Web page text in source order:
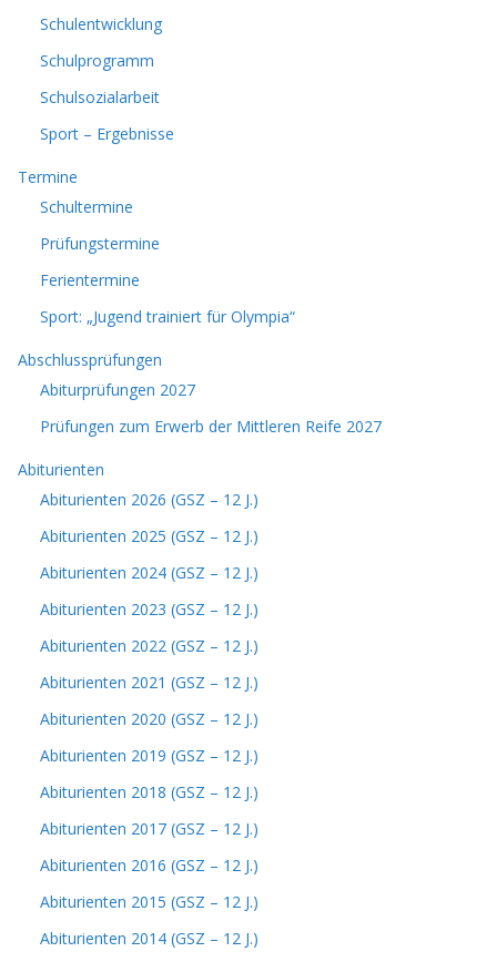
Schulentwicklung
Schulprogramm
Schulsozialarbeit
Sport – Ergebnisse
Termine
Schultermine
Prüfungstermine
Ferientermine
Sport: „Jugend trainiert für Olympia“
Abschlussprüfungen
Abiturprüfungen 2027
Prüfungen zum Erwerb der Mittleren Reife 2027
Abiturienten
Abiturienten 2026 (GSZ – 12 J.)
Abiturienten 2025 (GSZ – 12 J.)
Abiturienten 2024 (GSZ – 12 J.)
Abiturienten 2023 (GSZ – 12 J.)
Abiturienten 2022 (GSZ – 12 J.)
Abiturienten 2021 (GSZ – 12 J.)
Abiturienten 2020 (GSZ – 12 J.)
Abiturienten 2019 (GSZ – 12 J.)
Abiturienten 2018 (GSZ – 12 J.)
Abiturienten 2017 (GSZ – 12 J.)
Abiturienten 2016 (GSZ – 12 J.)
Abiturienten 2015 (GSZ – 12 J.)
Abiturienten 2014 (GSZ – 12 J.)